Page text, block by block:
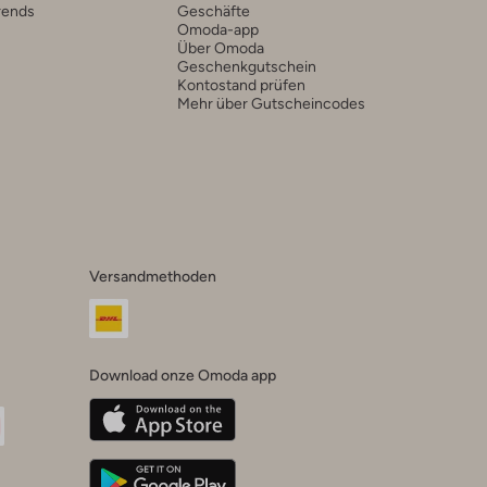
Geschäfte
Omoda-app
Über Omoda
Geschenkgutschein
Kontostand prüfen
Mehr über Gutscheincodes
Versandmethoden
Download onze Omoda app